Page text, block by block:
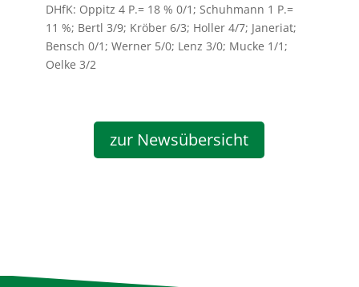
DHfK: Oppitz 4 P.= 18 % 0/1; Schuhmann 1 P.=
11 %; Bertl 3/9; Kröber 6/3; Holler 4/7; Janeriat;
Bensch 0/1; Werner 5/0; Lenz 3/0; Mucke 1/1;
Oelke 3/2
zur Newsübersicht